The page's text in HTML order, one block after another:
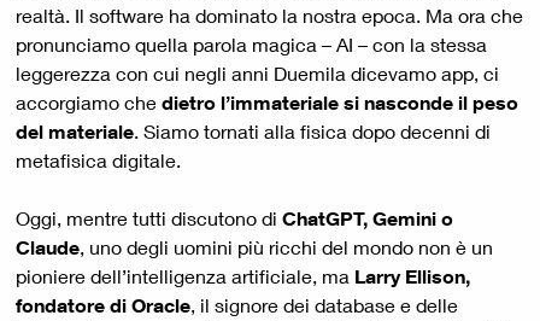
realtà. Il software ha dominato la nostra epoca. Ma ora che
pronunciamo quella parola magica – AI – con la stessa
leggerezza con cui negli anni Duemila dicevamo app, ci
accorgiamo che dietro l’immateriale si nasconde il peso
del materiale. Siamo tornati alla fisica dopo decenni di
metafisica digitale.
Oggi, mentre tutti discutono di ChatGPT, Gemini o
Claude, uno degli uomini più ricchi del mondo non è un
pioniere dell’intelligenza artificiale, ma Larry Ellison,
fondatore di Oracle, il signore dei database e delle